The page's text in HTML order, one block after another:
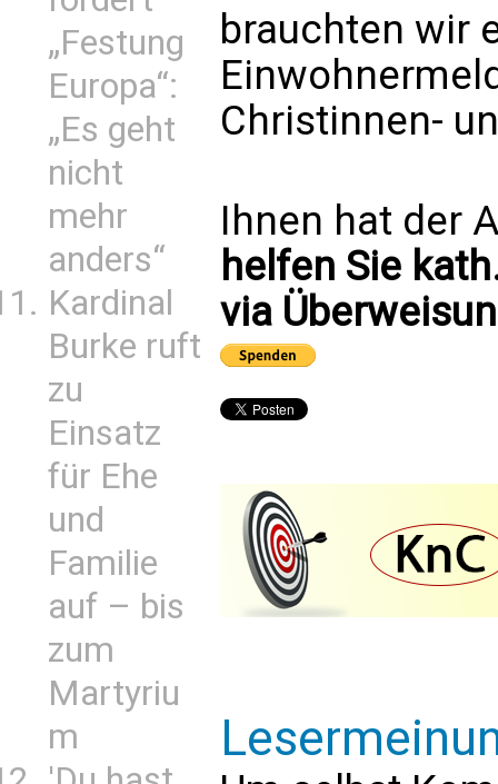
„Festung
Europa“:
„Es geht
nicht
mehr
anders“
Kardinal
Burke ruft
zu
Einsatz
für Ehe
und
Familie
auf – bis
zum
Martyriu
m
brauchten wir
Christinnen-
Ihnen hat der
helfen Sie
via